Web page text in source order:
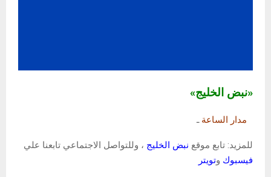
«نبض الخليج»
مدار الساعةـ
للمزيد: تابع موقع نبض الخليج ، وللتواصل الاجتماعي تابعنا علي
فيسبوك وتويتر